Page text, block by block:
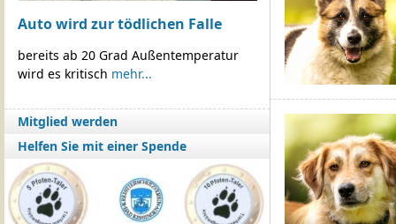
Auto wird zur tödlichen Falle
bereits ab 20 Grad Außentemperatur
wird es kritisch mehr...
Mitglied werden
Helfen Sie mit einer Spende